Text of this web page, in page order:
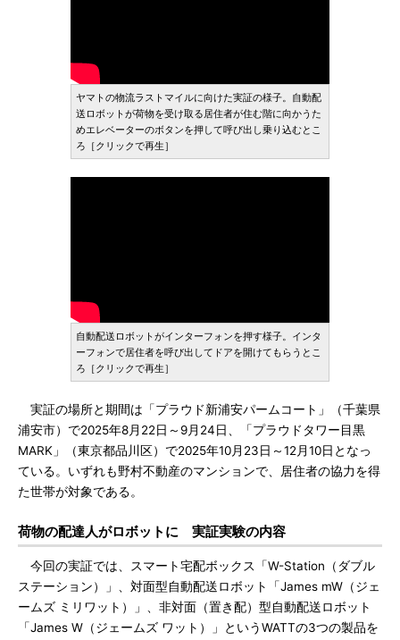
ヤマトの物流ラストマイルに向けた実証の様子。自動配
送ロボットが荷物を受け取る居住者が住む階に向かうた
めエレベーターのボタンを押して呼び出し乗り込むとこ
ろ［クリックで再生］
自動配送ロボットがインターフォンを押す様子。インタ
ーフォンで居住者を呼び出してドアを開けてもらうとこ
ろ［クリックで再生］
実証の場所と期間は「プラウド新浦安パームコート」（千葉県
浦安市）で2025年8月22日～9月24日、「プラウドタワー目黒
MARK」（東京都品川区）で2025年10月23日～12月10日となっ
ている。いずれも野村不動産のマンションで、居住者の協力を得
た世帯が対象である。
荷物の配達人がロボットに 実証実験の内容
今回の実証では、スマート宅配ボックス「W-Station（ダブル
ステーション）」、対面型自動配送ロボット「James mW（ジェ
ームズ ミリワット）」、非対面（置き配）型自動配送ロボット
「James W（ジェームズ ワット）」というWATTの3つの製品を